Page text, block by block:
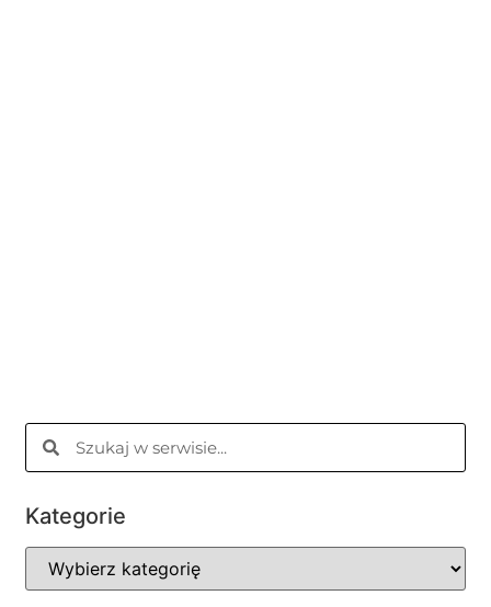
Kategorie